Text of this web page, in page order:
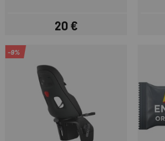
Precio
20 €
-9%